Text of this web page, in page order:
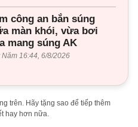
công an bắn súng
màn khói, vừa bơi
mang súng AK
Năm 16:44, 6/8/2026
trên. Hãy tặng sao để tiếp thêm
hay hơn nữa.